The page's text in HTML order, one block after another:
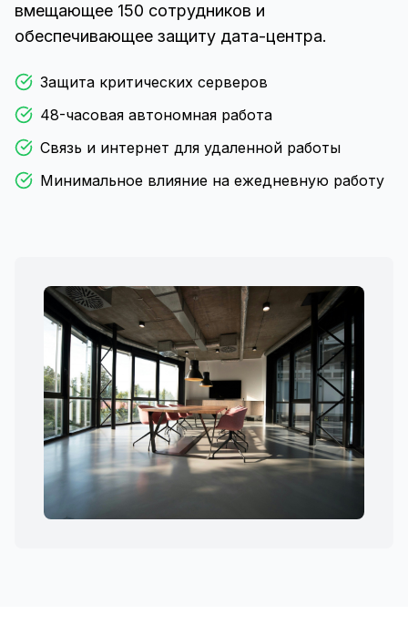
вмещающее 150 сотрудников и
обеспечивающее защиту дата-центра.
Защита критических серверов
48-часовая автономная работа
Связь и интернет для удаленной работы
Минимальное влияние на ежедневную работу